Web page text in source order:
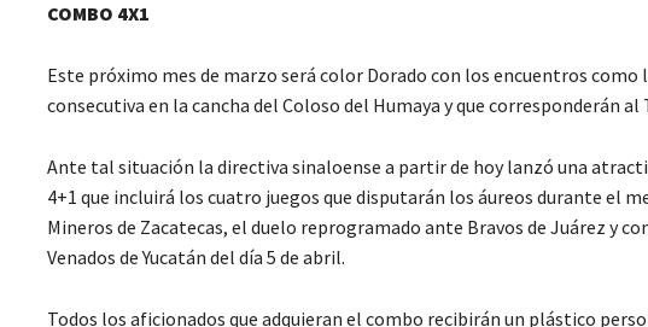
COMBO 4X1
Este próximo mes de marzo será color Dorado con los encuentros
consecutiva en la cancha del Coloso del Humaya y que corresponderán al
Ante tal situación la directiva sinaloense a partir de hoy lanzó una
4+1 que incluirá los cuatro juegos que disputarán los áureos durante el
Mineros de Zacatecas, el duelo reprogramado ante Bravos de Juárez
Venados de Yucatán del día 5 de abril.
Todos los aficionados que adquieran el combo recibirán un plástico